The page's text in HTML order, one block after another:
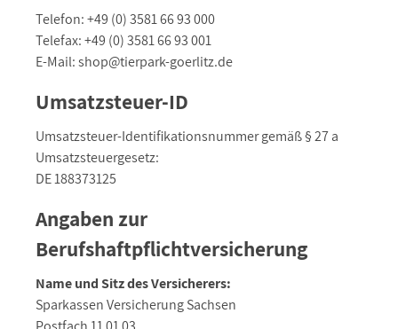
Telefon: +49 (0) 3581 66 93 000
Telefax: +49 (0) 3581 66 93 001
E-Mail: shop@tierpark-goerlitz.de
Umsatzsteuer-ID
Umsatzsteuer-Identifikationsnummer gemäß § 27 a
Umsatzsteuergesetz:
DE 188373125
Angaben zur
Berufshaftpflichtversicherung
Name und Sitz des Versicherers:
Sparkassen Versicherung Sachsen